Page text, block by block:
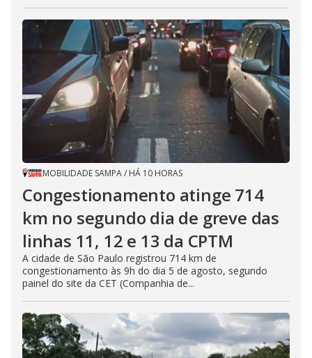
MOBILIDADE SAMPA/ HÁ 10 HORAS
Congestionamento atinge 714
km no segundo dia de greve das
linhas 11, 12 e 13 da CPTM
A cidade de São Paulo registrou 714 km de
congestionamento às 9h do dia 5 de agosto, segundo
painel do site da CET (Companhia de...